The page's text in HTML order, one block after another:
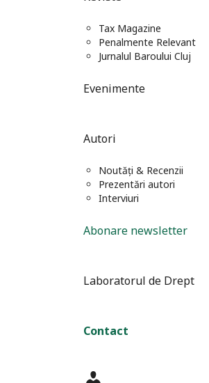
Tax Magazine
Penalmente Relevant
Jurnalul Baroului Cluj
Evenimente
Autori
Noutăți & Recenzii
Prezentări autori
Interviuri
Abonare newsletter
Laboratorul de Drept
Contact